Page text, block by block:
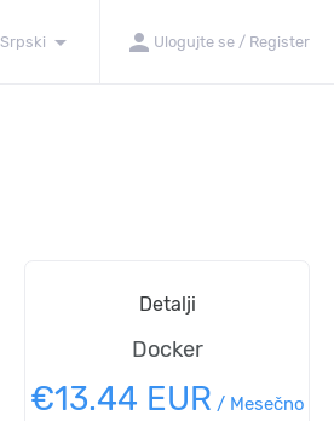
Srpski arrow_drop_down person Ulogujte se / Register
Detalji
Docker
€13.44 EUR / Mesečno